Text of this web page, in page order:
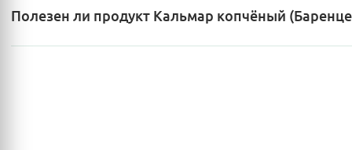
Полезен ли продукт Кальмар копчёный